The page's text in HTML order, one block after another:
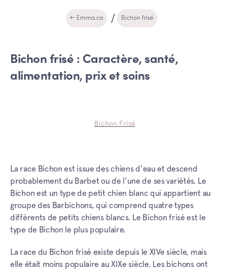
← Emma.ca Bichon frisé
Bichon frisé : Caractère, santé,
alimentation, prix et soins
Bichon Frisé
La race Bichon est issue des chiens d'eau et descend
probablement du Barbet ou de l'une de ses variétés. Le
Bichon est un type de petit chien blanc qui appartient au
groupe des Barbichons, qui comprend quatre types
différents de petits chiens blancs. Le Bichon frisé est le
type de Bichon le plus populaire.
La race du Bichon frisé existe depuis le XIVe siècle, mais
elle était moins populaire au XIXe siècle. Les bichons ont